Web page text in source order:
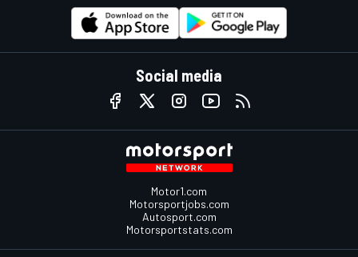
Social media
Motor1.com
Motorsportjobs.com
Autosport.com
Motorsportstats.com